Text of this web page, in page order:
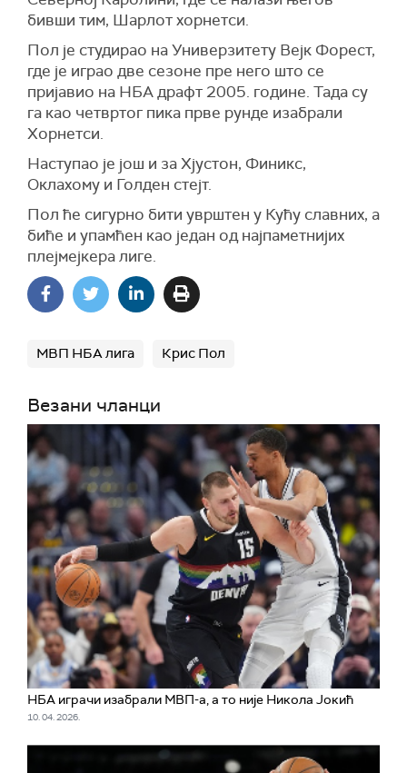
бивши тим, Шарлот хорнетси.
Пол је студирао на Универзитету Вејк Форест,
где је играо две сезоне пре него што се
пријавио на НБА драфт 2005. године. Тада су
га као четвртог пика прве рунде изабрали
Хорнетси.
Наступао је још и за Хјустон, Финикс,
Оклахому и Голден стејт.
Пол ће сигурно бити уврштен у Кућу славних, а
биће и упамћен као један од најпаметнијих
плејмејкера лиге.
МВП НБА лига Крис Пол
Везани чланци
НБА играчи изабрали МВП-а, а то није Никола Јокић
10. 04. 2026.